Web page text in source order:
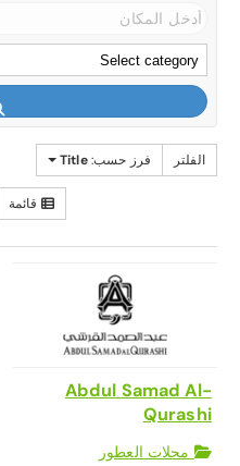
الفلتر فرز حسب:Title
قائمة
Abdul Samad Al-
Qurashi
محلات العطور